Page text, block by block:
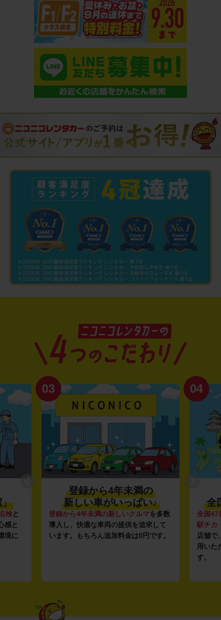
」
検と
感と
境に
03
登録から4年未満の
新しい車がいっぱい♪
登録から4年未満の新しいクルマを多数
導入し、快適な車両の提供を追求して
います。もちろん追加料金は0円です。
04
全
全国47
駅チカ
店舗で
用いた
す。